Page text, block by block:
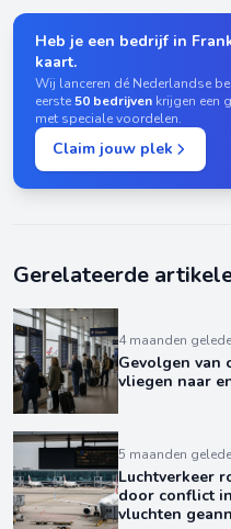
Heb je een bedrijf in
kaart.
Wij lanceren dé Nederlandse
eerste50 bedrijven krijgen een
met speciale voordelen.
Claim jouw plek
Gerelateerde
4 maanden
Gevolgen van
vliegen naar
5 maanden
Luchtverkeer
door conflict
vluchten